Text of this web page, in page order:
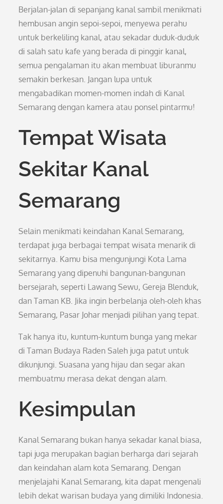
Berjalan-jalan di sepanjang kanal sambil menikmati
hembusan angin sepoi-sepoi, menyewa perahu
untuk berkeliling kanal, atau sekadar duduk-duduk
di salah satu kafe yang berada di pinggir kanal,
semua pengalaman itu akan membuat liburanmu
semakin berkesan. Jangan lupa untuk
mengabadikan momen-momen indah di Kanal
Semarang dengan kamera atau ponsel pintarmu!
Tempat Wisata
Sekitar Kanal
Semarang
Selain menikmati keindahan Kanal Semarang,
terdapat juga berbagai tempat wisata menarik di
sekitarnya. Kamu bisa mengunjungi Kota Lama
Semarang yang dipenuhi bangunan-bangunan
bersejarah, seperti Lawang Sewu, Gereja Blenduk,
dan Taman KB. Jika ingin berbelanja oleh-oleh khas
Semarang, Pasar Johar menjadi pilihan yang tepat.
Tak hanya itu, kuntum-kuntum bunga yang mekar
di Taman Budaya Raden Saleh juga patut untuk
dikunjungi. Suasana yang hijau dan segar akan
membuatmu merasa dekat dengan alam.
Kesimpulan
Kanal Semarang bukan hanya sekadar kanal biasa,
tapi juga merupakan bagian berharga dari sejarah
dan keindahan alam kota Semarang. Dengan
menjelajahi Kanal Semarang, kita dapat mengenali
lebih dekat warisan budaya yang dimiliki Indonesia.